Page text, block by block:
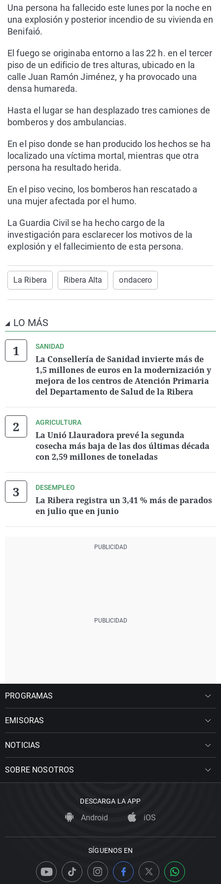
Una persona ha fallecido este lunes por la noche en
una explosión y posterior incendio de su vivienda en
Benifaió.
El fuego se originaba entorno a las 22 h. en el tercer
piso de un edificio de tres alturas, ubicado en la
calle Juan Ramón Jiménez, y ha provocado una
densa humareda.
Hasta el lugar se han desplazado tres camiones de
bomberos y dos ambulancias.
En el piso donde se han producido los hechos se ha
localizado una víctima mortal, mientras que otra
persona ha resultado herida.
En el piso vecino, los bomberos han rescatado a
una mujer afectada por el humo.
La Guardia Civil se ha hecho cargo de la
investigación para esclarecer los motivos de la
explosión y el fallecimiento de esta persona.
La Ribera Ribera Alta ondacero
LO MÁS
SANIDAD
La Consellería de Sanidad invierte más de
1,5 millones de euros en la modernización y
mejora de los centros de Atención Primaria
del Departamento de Salud de la Ribera
AGRICULTURA
La Unió Llauradora prevé la segunda
cosecha más baja de las dos últimas década
con 2,59 millones de toneladas
DESEMPLEO
La Ribera registra un 3,41 % más de parados
en julio que en junio
PROGRAMAS
EMISORAS
NOTICIAS
SOBRE NOSOTROS
DESCARGA LA APP
Android iOS
SÍGUENOS EN